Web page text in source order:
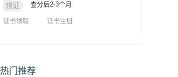
领证 查分后2-3个月
证书领取 证书注册
热门推荐